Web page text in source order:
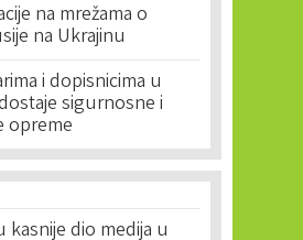
na mrežama o
na Ukrajinu
i dopisnicima u
sigurnosne i
opreme
kasnije dio medija u